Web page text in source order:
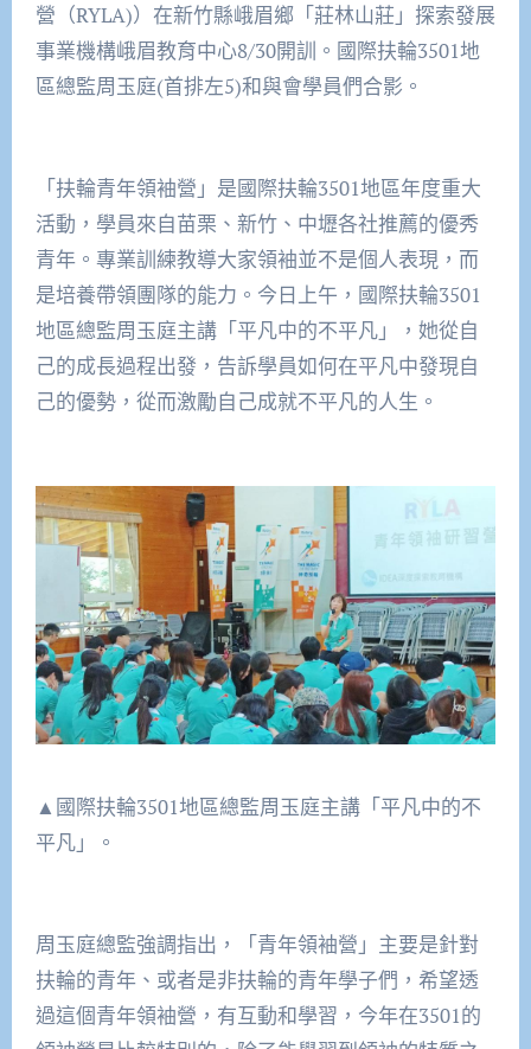
營（RYLA)）在新竹縣峨眉鄉「莊林山莊」探索發展
事業機構峨眉教育中心8/30開訓。國際扶輪3501地
區總監周玉庭(首排左5)和與會學員們合影。
「扶輪青年領袖營」是國際扶輪3501地區年度重大
活動，學員來自苗栗、新竹、中壢各社推薦的優秀
青年。專業訓練教導大家領袖並不是個人表現，而
是培養帶領團隊的能力。今日上午，國際扶輪3501
地區總監周玉庭主講「平凡中的不平凡」，她從自
己的成長過程出發，告訴學員如何在平凡中發現自
己的優勢，從而激勵自己成就不平凡的人生。
▲國際扶輪3501地區總監周玉庭主講「平凡中的不
平凡」。
周玉庭總監強調指出，「青年領袖營」主要是針對
扶輪的青年、或者是非扶輪的青年學子們，希望透
過這個青年領袖營，有互動和學習，今年在3501的